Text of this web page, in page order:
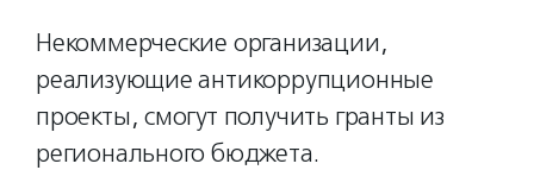
Некоммерческие организации,
реализующие антикоррупционные
проекты, смогут получить гранты из
регионального бюджета.